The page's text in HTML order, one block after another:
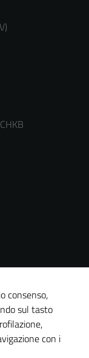
consenso,
sul tasto
con i